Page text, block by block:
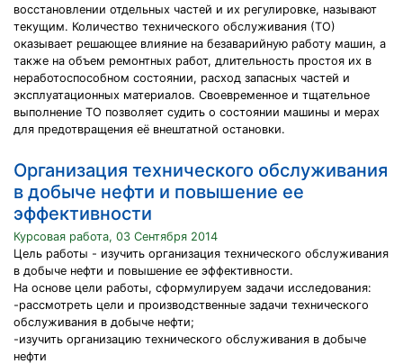
восстановлении отдельных частей и их регулировке, называют
текущим. Количество технического обслуживания (ТО)
оказывает решающее влияние на безаварийную работу машин, а
также на объем ремонтных работ, длительность простоя их в
неработоспособном состоянии, расход запасных частей и
эксплуатационных материалов. Своевременное и тщательное
выполнение ТО позволяет судить о состоянии машины и мерах
для предотвращения её внештатной остановки.
Организация технического обслуживания
в добыче нефти и повышение ее
эффективности
Курсовая работа, 03 Сентября 2014
Цель работы - изучить организация технического обслуживания
в добыче нефти и повышение ее эффективности.
На основе цели работы, сформулируем задачи исследования:
-рассмотреть цели и производственные задачи технического
обслуживания в добыче нефти;
-изучить организацию технического обслуживания в добыче
нефти